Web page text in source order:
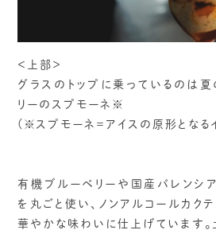
＜上部＞
グラスのトップに乗っているのは
リーのスプモーネ※
(※スプモーネ＝アイスの原形となる
有機ブルーベリーや国産バレンシ
を丸ごと使い、ノンアルコールカク
華やかな味わいに仕上げています。